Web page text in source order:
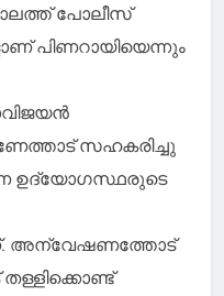
പോലീസ്
പിണറായിയെന്നും
സഹകരിച്ചു
ഉദ്യോഗസ്ഥരുടെ
അന്വേഷണത്തോട്